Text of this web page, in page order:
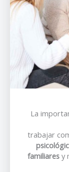
La
trabajar
familiaresy